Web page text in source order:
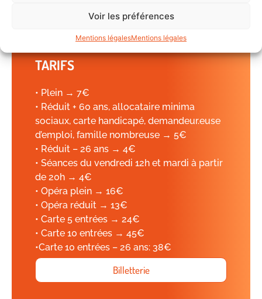
Voir les préférences
Mentions légalesMentions légales
— ligne 9, station Mairie de Montreuil
TARIFS
• Plein → 7€
• Réduit + 60 ans, allocataire minima
sociaux, carte handicapé, demandeur.euse
d’emploi, famille nombreuse → 5€
• Réduit – 26 ans → 4€
• Séances du vendredi 12h et mardi à partir
de 20h → 4€
• Opéra plein → 16€
• Opéra réduit → 13€
• Carte 5 entrées → 24€
• Carte 10 entrées → 45€
•Carte 10 entrées – 26 ans: 38€
Billetterie